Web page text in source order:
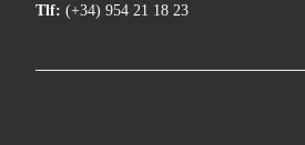
Tlf: (+34) 954 21 18 23